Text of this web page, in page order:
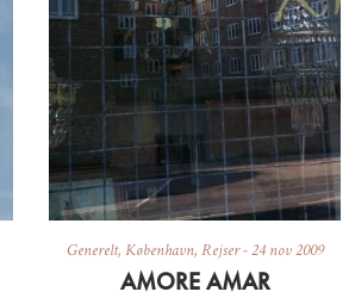
Generelt, København, Rejser-24 nov 2009
AMORE AMAR